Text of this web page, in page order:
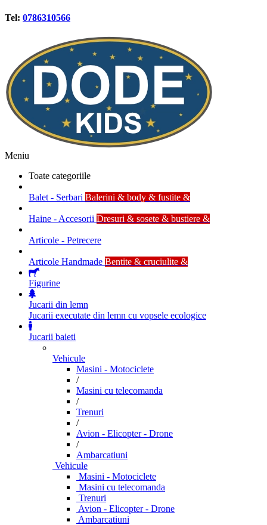
Tel: 0786310566
Meniu
Toate categoriile
Balet - Serbari Balerini & body & fustite &
Haine - Accesorii Dresuri & sosete & bustiere &
Articole - Petrecere
Articole Handmade Bentite & cruciulite &
Figurine
Jucarii din lemn
Jucarii executate din lemn cu vopsele ecologice
Jucarii baieti
Vehicule
Masini - Motociclete
/
Masini cu telecomanda
/
Trenuri
/
Avion - Elicopter - Drone
/
Ambarcatiuni
Vehicule
Masini - Motociclete
Masini cu telecomanda
Trenuri
Avion - Elicopter - Drone
Ambarcatiuni